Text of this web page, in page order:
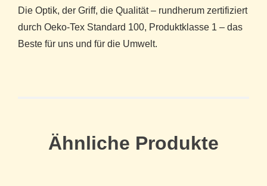
Die Optik, der Griff, die Qualität – rundherum zertifiziert
durch Oeko-Tex Standard 100, Produktklasse 1 – das
Beste für uns und für die Umwelt.
Ähnliche Produkte